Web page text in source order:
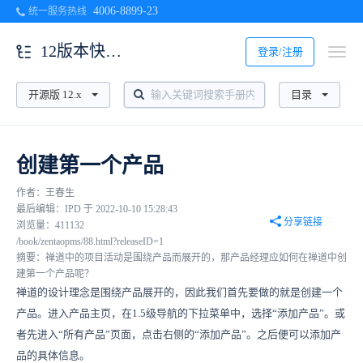
统一服务热线 4006-8899-23
登录/注册
12版本快速入门
开源版 12.x 目录
创建第一个产品
作者：王春生
最后编辑：IPD 于 2022-10-10 15:28:43
浏览量：411132
分享链接
/book/zentaopms/88.html?releaseID=1
摘要：禅道中的项目活动是围绕产品而展开的，那产品经理应如何在禅道中创
建第一个产品呢？
禅道的设计理念是围绕产品展开的，因此我们首先要做的就是创建一个
产品。进入产品主页，在1.5级导航的下拉菜单中，选择“添加产品”。或
者先进入“所有产品”页面，点击右侧的“添加产品”。之后便可以添加产
品的具体信息。